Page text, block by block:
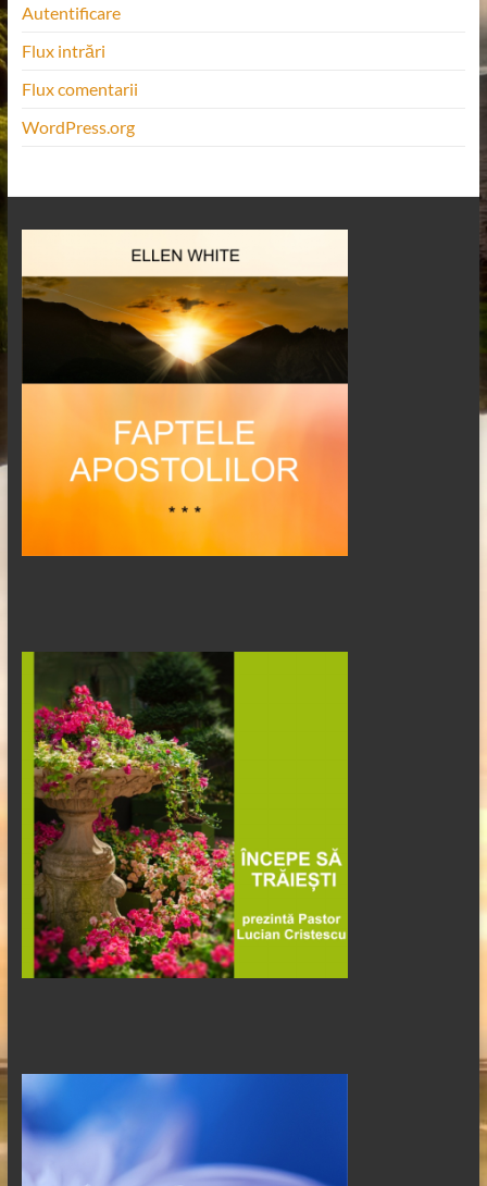
Autentificare
Flux intrări
Flux comentarii
WordPress.org